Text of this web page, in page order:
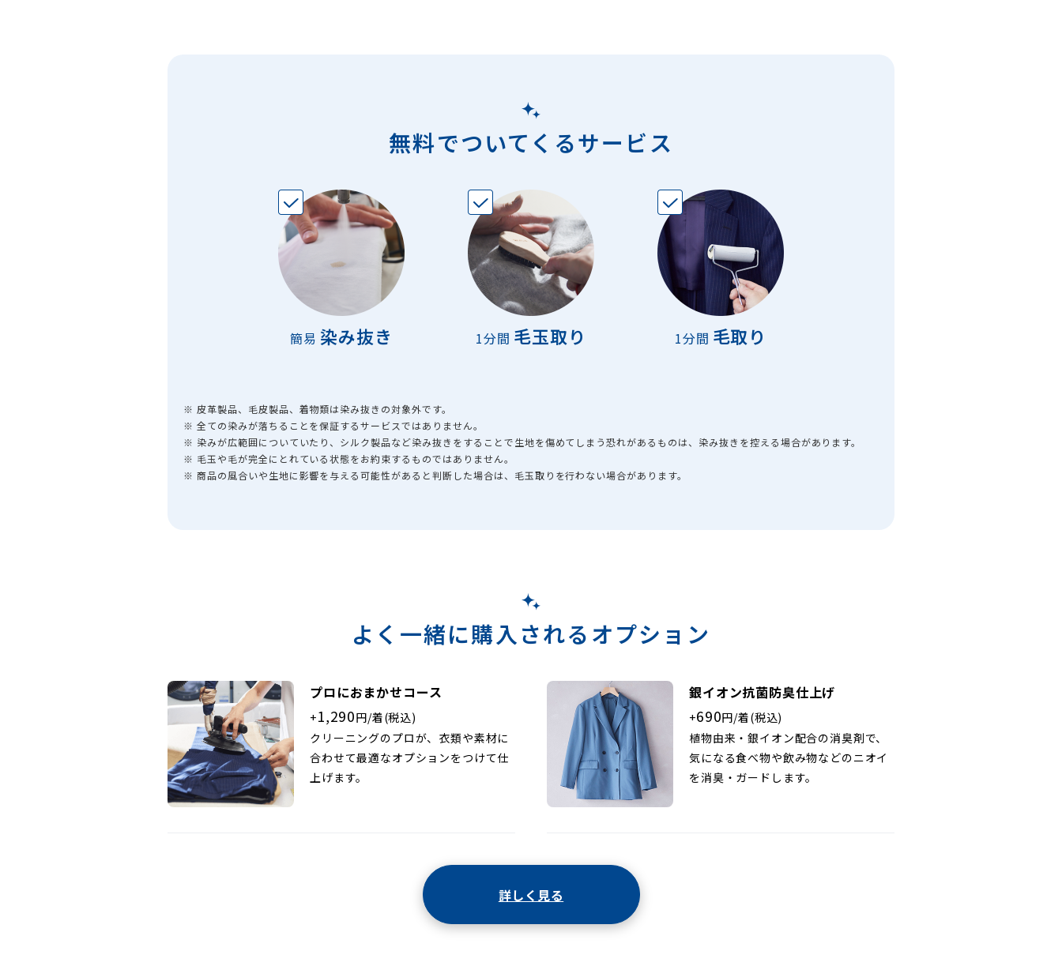
無料でついてくるサービス
簡易 染み抜き 1分間 毛玉取り 1分間 毛取り
※ 皮革製品、毛皮製品、着物類は染み抜きの対象外です。
※ 全ての染みが落ちることを保証するサービスではありません。
※ 染みが広範囲についていたり、シルク製品など染み抜きをすることで生地を傷めてしまう恐れがあるものは、染み抜きを控える場合があります。
※ 毛玉や毛が完全にとれている状態をお約束するものではありません。
※ 商品の風合いや生地に影響を与える可能性があると判断した場合は、毛玉取りを行わない場合があります。
よく一緒に購入されるオプション
プロにおまかせコース
+1,290円/着(税込)
クリーニングのプロが、衣類や素材に
合わせて最適なオプションをつけて仕
上げます。
銀イオン抗菌防臭仕上げ
+690円/着(税込)
植物由来・銀イオン配合の消臭剤で、
気になる食べ物や飲み物などのニオイ
を消臭・ガードします。
詳しく見る